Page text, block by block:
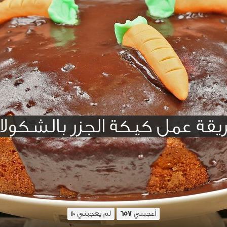
عمل كيكة الجزر
أعجبني 657 لم يعجبني 10